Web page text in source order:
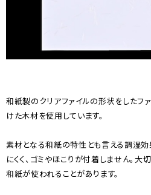
和紙製のクリアファイルの形状をしたファ
けた木材を使用しています。
素材となる和紙の特性とも言える調湿
にくく、ゴミやほこりが付着しません。
和紙が使われることがあります。